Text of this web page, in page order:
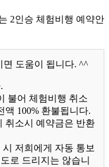
2인승 체험비행 예약안
면 도움이 됩니다. ^^
불어 체험비행 취소
액 100% 환불됩니다.
취소시 예약금은 반환
저희에게 자동 통보
로 드리지는 않습니